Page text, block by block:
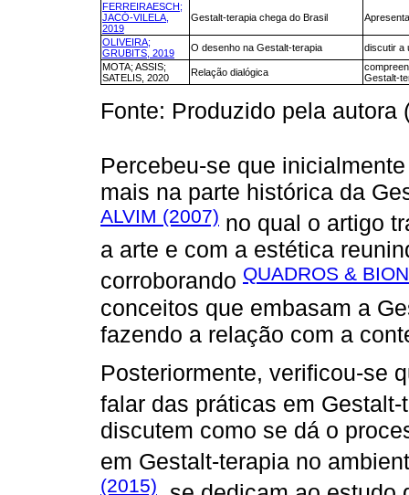
FERREIRAESCH;
JACÓ-VILELA,
2019
Gestalt-terapia chega do Brasil
OLIVEIRA;
GRUBITS, 2019
O desenho na Gestalt-terapia
discutir a
MOTA; ASSIS;
SATELIS, 2020
Relação dialógica
Gestalt-
Fonte: Produzido pela autora
Percebeu-se que
mais na parte histórica da
ALVIM (2007) no qual o artigo
a arte e com a estética
corroborando QUADROS &
conceitos que embasam a
fazendo a relação com a
Posteriormente, verificou-se
falar das práticas em
discutem como se dá o
em Gestalt-terapia no
(2015)